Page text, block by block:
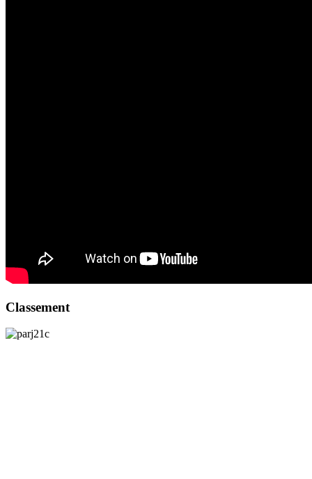
Classement